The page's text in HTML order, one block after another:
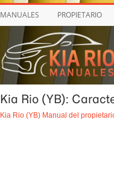
MANUALES PROPIETARIO
Kia Rio (YB):
Kia Rio (YB) Manual del